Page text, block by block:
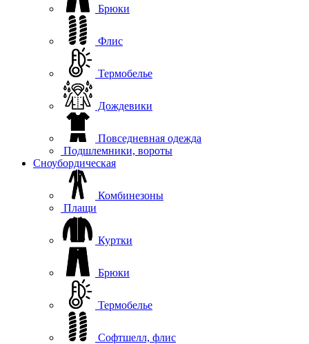
Брюки
Флис
Термобелье
Дождевики
Повседневная одежда
Подшлемники, вороты
Сноубордическая
Комбинезоны
Плащи
Куртки
Брюки
Термобелье
Софтшелл, флис